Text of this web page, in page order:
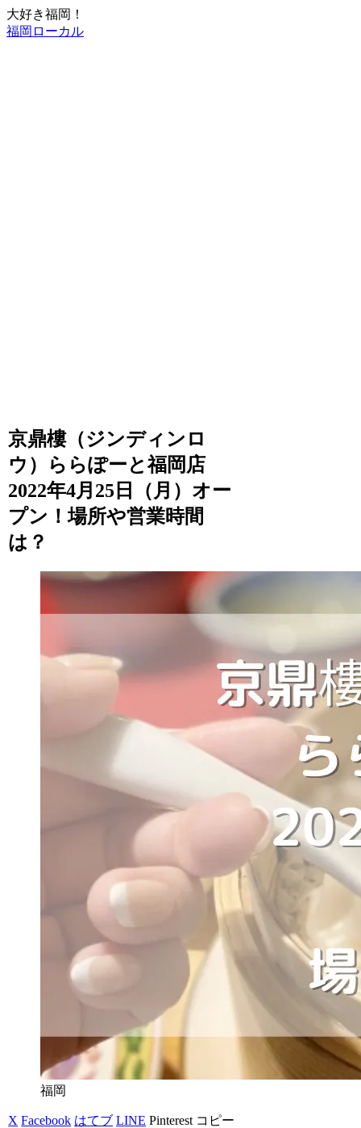
大好き福岡！
福岡ローカル
京鼎樓（ジンディンロ
ウ）ららぽーと福岡店
2022年4月25日（月）オー
プン！場所や営業時間
は？
福岡
X Facebook はてブ LINE Pinterest コピー